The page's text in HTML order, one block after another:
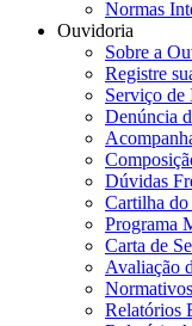
Normas
Ouvidoria
Sobre a
Registre
Serviço de
Denúncia
Dúvidas
Cartilha
Programa
Carta de
Avaliação
Normativos
Relatórios